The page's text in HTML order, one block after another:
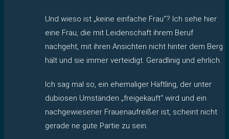
Und wieso ist „keine einfache Frau“? Ich sehe hier
eine Frau, die mit Leidenschaft ihrem Beruf
nachgeht, mit ihren Ansichten nicht hinter dem Berg
hält und sie immer verteidigt. Geradlinig und ehrlich.
Ich sag mal so, ein ehemaliger Häftling, der unter
dubiosen Umständen „freigekauft“ wird und ein
nachgewiesener Frauenaufreißer ist, scheint nicht
gerade ne gute Partie zu sein.